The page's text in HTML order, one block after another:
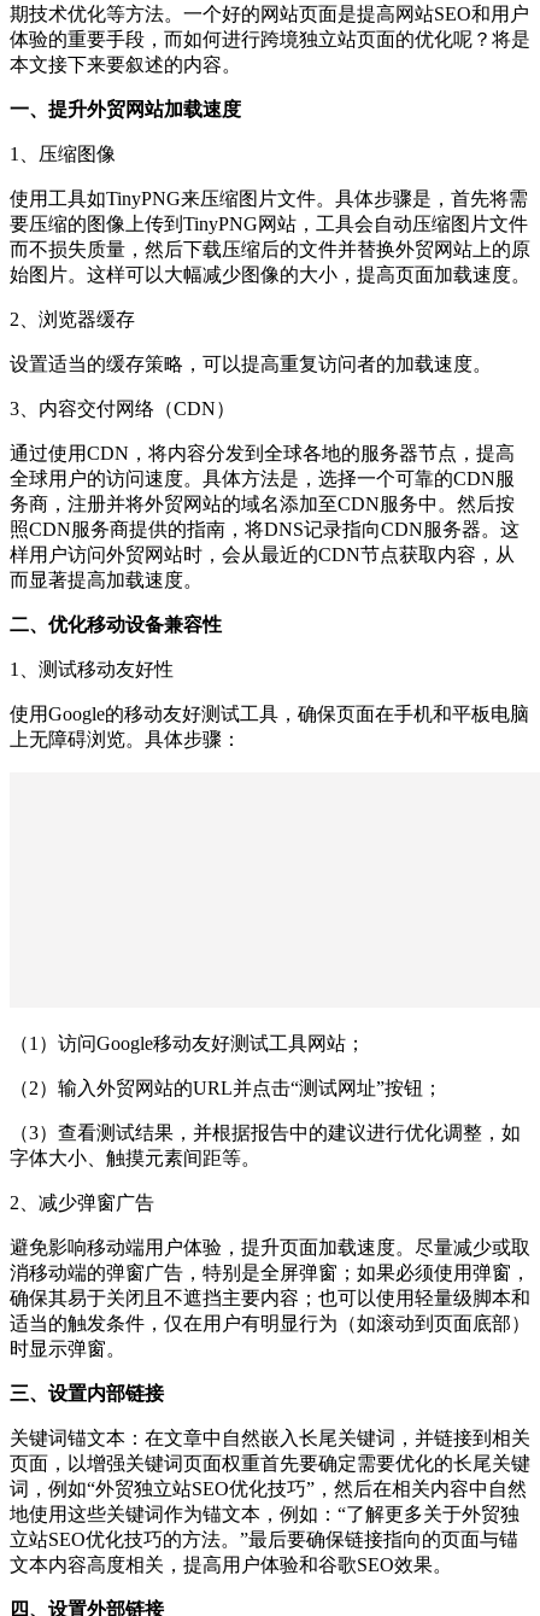
期技术优化等方法。一个好的网站页面是提高网站SEO和用户
体验的重要手段，而如何进行跨境独立站页面的优化呢？将是
本文接下来要叙述的内容。
一、提升外贸网站加载速度
1、压缩图像
使用工具如TinyPNG来压缩图片文件。具体步骤是，首先将需
要压缩的图像上传到TinyPNG网站，工具会自动压缩图片文件
而不损失质量，然后下载压缩后的文件并替换外贸网站上的原
始图片。这样可以大幅减少图像的大小，提高页面加载速度。
2、浏览器缓存
设置适当的缓存策略，可以提高重复访问者的加载速度。
3、内容交付网络（CDN）
通过使用CDN，将内容分发到全球各地的服务器节点，提高
全球用户的访问速度。具体方法是，选择一个可靠的CDN服
务商，注册并将外贸网站的域名添加至CDN服务中。然后按
照CDN服务商提供的指南，将DNS记录指向CDN服务器。这
样用户访问外贸网站时，会从最近的CDN节点获取内容，从
而显著提高加载速度。
二、 优化移动设备兼容性
1、测试移动友好性
使用Google的移动友好测试工具，确保页面在手机和平板电脑
上无障碍浏览。具体步骤：
（1）访问Google移动友好测试工具网站；
（2）输入外贸网站的URL并点击“测试网址”按钮；
（3）查看测试结果，并根据报告中的建议进行优化调整，如
字体大小、触摸元素间距等。
2、减少弹窗广告
避免影响移动端用户体验，提升页面加载速度。尽量减少或取
消移动端的弹窗广告，特别是全屏弹窗；如果必须使用弹窗，
确保其易于关闭且不遮挡主要内容；也可以使用轻量级脚本和
适当的触发条件，仅在用户有明显行为（如滚动到页面底部）
时显示弹窗。
三、设置内部链接
关键词锚文本：在文章中自然嵌入长尾关键词，并链接到相关
页面，以增强关键词页面权重首先要确定需要优化的长尾关键
词，例如“外贸独立站SEO优化技巧”，然后在相关内容中自然
地使用这些关键词作为锚文本，例如：“了解更多关于外贸独
立站SEO优化技巧的方法。”最后要确保链接指向的页面与锚
文本内容高度相关，提高用户体验和谷歌SEO效果。
四、设置外部链接